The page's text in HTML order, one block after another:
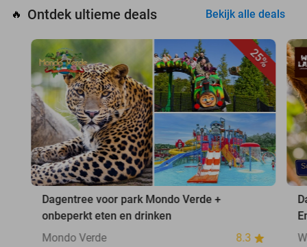
🔥 Ontdek ultieme deals Bekijk alle deals
25%
Dagentree voor park Mondo Verde +
onbeperkt eten en drinken
Mondo Verde
8.3